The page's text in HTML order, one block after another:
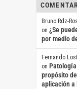
Bruno Rdz-
on ¿Se
por medio
Fernando
on
propósito
aplicación a